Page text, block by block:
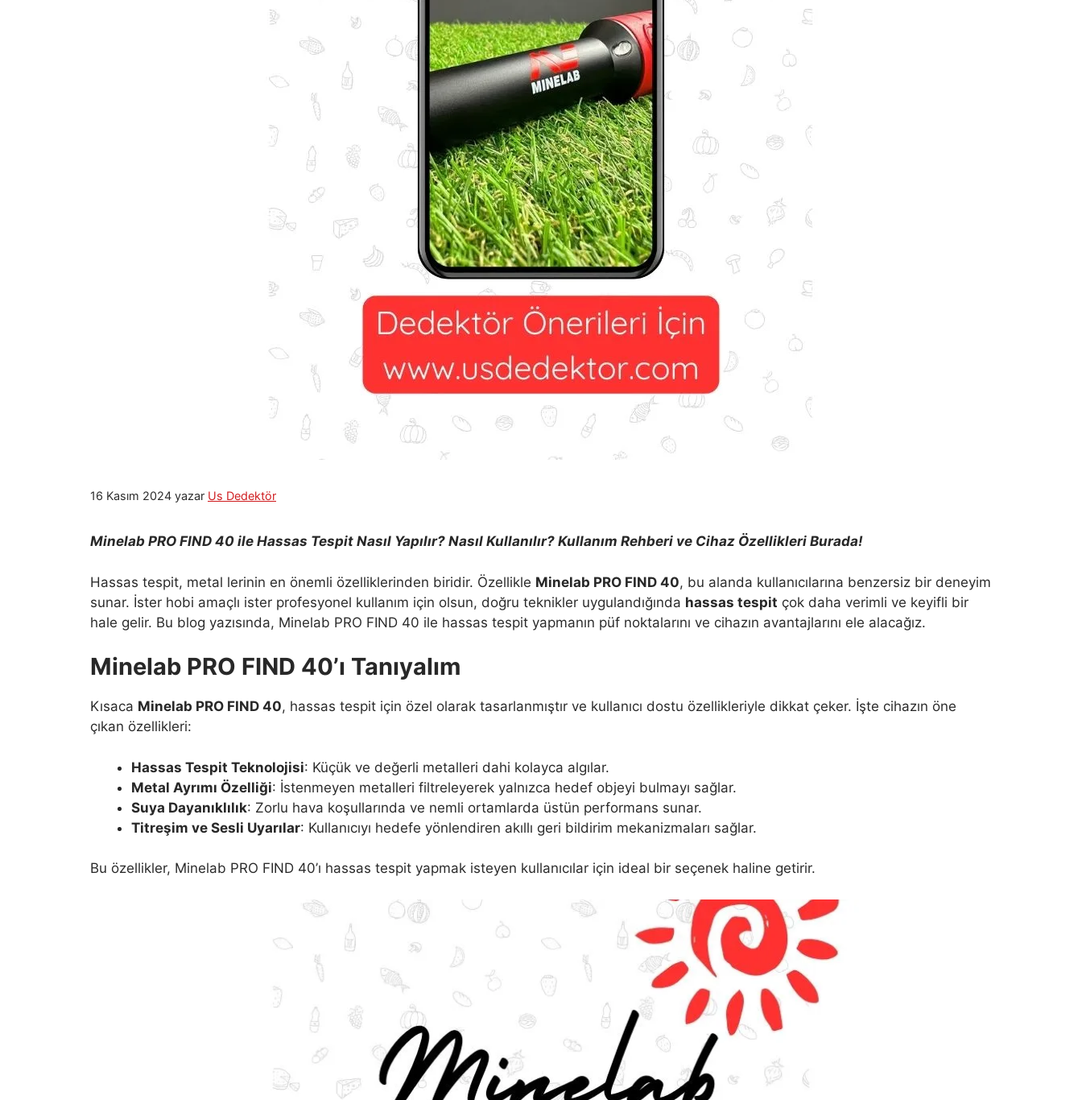
16 Kasım 2024 yazar Us Dedektör
Minelab PRO FIND 40 ile Hassas Tespit Nasıl Yapılır? Nasıl Kullanılır? Kullanım Rehberi ve Cihaz Özellikleri Burada!
Hassas tespit, metal lerinin en önemli özelliklerinden biridir. Özellikle Minelab PRO FIND 40, bu alanda kullanıcılarına benzersiz bir deneyim
sunar. İster hobi amaçlı ister profesyonel kullanım için olsun, doğru teknikler uygulandığında hassas tespit çok daha verimli ve keyifli bir
hale gelir. Bu blog yazısında, Minelab PRO FIND 40 ile hassas tespit yapmanın püf noktalarını ve cihazın avantajlarını ele alacağız.
Minelab PRO FIND 40’ı Tanıyalım
Kısaca Minelab PRO FIND 40, hassas tespit için özel olarak tasarlanmıştır ve kullanıcı dostu özellikleriyle dikkat çeker. İşte cihazın öne
çıkan özellikleri:
Hassas Tespit Teknolojisi: Küçük ve değerli metalleri dahi kolayca algılar.
Metal Ayrımı Özelliği: İstenmeyen metalleri filtreleyerek yalnızca hedef objeyi bulmayı sağlar.
Suya Dayanıklılık: Zorlu hava koşullarında ve nemli ortamlarda üstün performans sunar.
Titreşim ve Sesli Uyarılar: Kullanıcıyı hedefe yönlendiren akıllı geri bildirim mekanizmaları sağlar.
Bu özellikler, Minelab PRO FIND 40’ı hassas tespit yapmak isteyen kullanıcılar için ideal bir seçenek haline getirir.